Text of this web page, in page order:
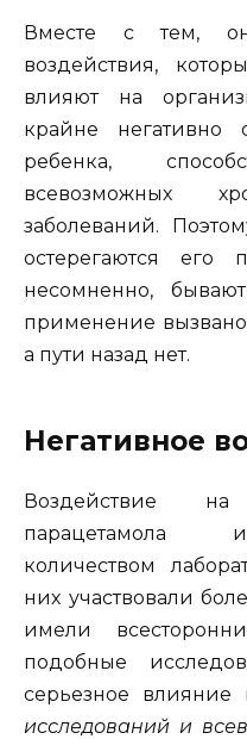
Вместе с тем,
воздействия,
влияют на
крайне негативно
ребенка,
всевозможных
заболеваний.
остерегаются
несомненно,
применение
а пути назад нет.
Негативное
Воздействие
парацетамола
количеством
них участвовали
имели
подобные
серьезное влияние
исследований и